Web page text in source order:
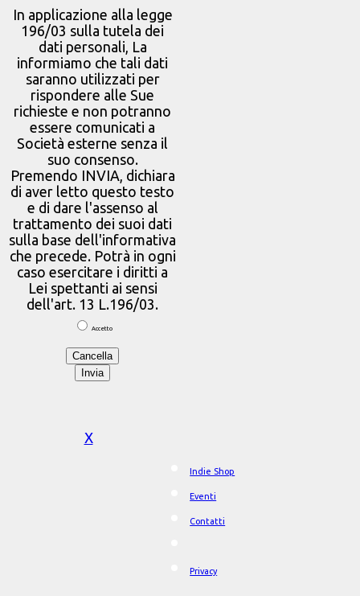
Indie Shop
Eventi
Contatti
Privacy
In applicazione alla legge
196/03 sulla tutela dei
dati personali, La
informiamo che tali dati
saranno utilizzati per
rispondere alle Sue
richieste e non potranno
essere comunicati a
Società esterne senza il
suo consenso.
Premendo INVIA, dichiara
di aver letto questo testo
e di dare l'assenso al
trattamento dei suoi dati
sulla base dell'informativa
che precede. Potrà in ogni
caso esercitare i diritti a
Lei spettanti ai sensi
dell'art. 13 L.196/03.
Accetto
X